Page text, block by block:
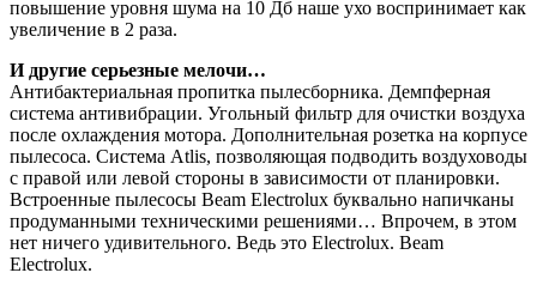
повышение уровня шума на 10 Дб наше ухо воспринимает как
увеличение в 2 раза.
И другие серьезные мелочи…
Антибактериальная пропитка пылесборника. Демпферная
система антивибрации. Угольный фильтр для очистки воздуха
после охлаждения мотора. Дополнительная розетка на корпусе
пылесоса. Система Atlis, позволяющая подводить воздуховоды
с правой или левой стороны в зависимости от планировки.
Встроенные пылесосы Beam Electrolux буквально напичканы
продуманными техническими решениями… Впрочем, в этом
нет ничего удивительного. Ведь это Electrolux. Beam
Electrolux.